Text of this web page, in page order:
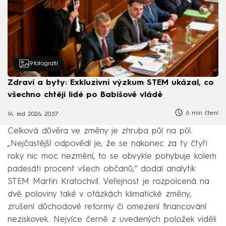
9 fotografií
Zdraví a byty: Exkluzivní výzkum STEM ukázal, co
všechno chtějí lidé po Babišově vládě
14. led 2026, 20:57 6 min čtení
Celková důvěra ve změny je zhruba půl na půl.
„Nejčastější odpovědí je, že se nakonec za ty čtyři
roky nic moc nezmění, to se obvykle pohybuje kolem
padesáti procent všech občanů,“ dodal analytik
STEM Martin Kratochvíl. Veřejnost je rozpolcená na
dvě poloviny také v otázkách klimatické změny,
zrušení důchodové reformy či omezení financování
neziskovek. Nejvíce černě z uvedených položek viděli